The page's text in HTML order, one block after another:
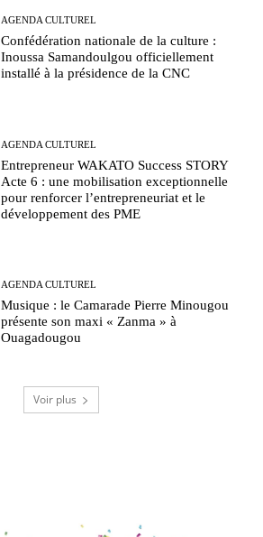
AGENDA CULTUREL
Confédération nationale de la culture :
Inoussa Samandoulgou officiellement
installé à la présidence de la CNC
AGENDA CULTUREL
Entrepreneur WAKATO Success STORY
Acte 6 : une mobilisation exceptionnelle
pour renforcer l’entrepreneuriat et le
développement des PME
AGENDA CULTUREL
Musique : le Camarade Pierre Minougou
présente son maxi « Zanma » à
Ouagadougou
Voir plus